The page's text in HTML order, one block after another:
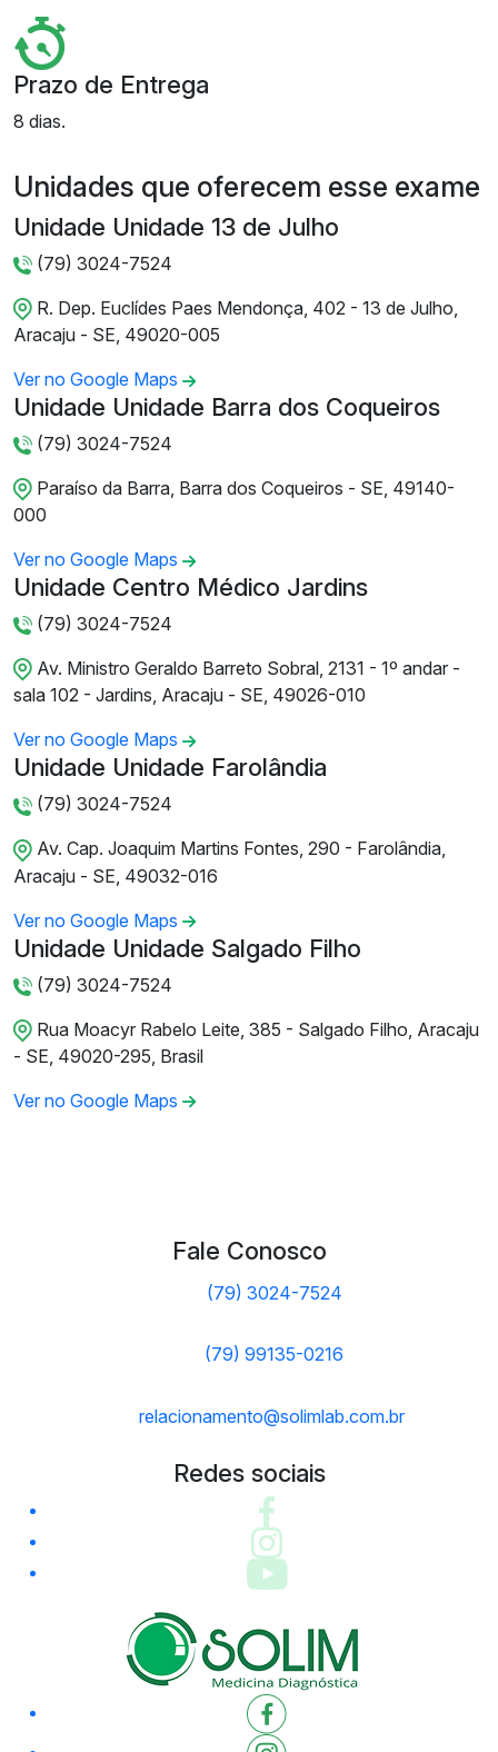
Prazo de Entrega
8 dias.
Unidades que oferecem esse exame
Unidade Unidade 13 de Julho
(79) 3024-7524
R. Dep. Euclídes Paes Mendonça, 402 - 13 de Julho,
Aracaju - SE, 49020-005
Ver no Google Maps
Unidade Unidade Barra dos Coqueiros
(79) 3024-7524
Paraíso da Barra, Barra dos Coqueiros - SE, 49140-
000
Ver no Google Maps
Unidade Centro Médico Jardins
(79) 3024-7524
Av. Ministro Geraldo Barreto Sobral, 2131 - 1º andar -
sala 102 - Jardins, Aracaju - SE, 49026-010
Ver no Google Maps
Unidade Unidade Farolândia
(79) 3024-7524
Av. Cap. Joaquim Martins Fontes, 290 - Farolândia,
Aracaju - SE, 49032-016
Ver no Google Maps
Unidade Unidade Salgado Filho
(79) 3024-7524
Rua Moacyr Rabelo Leite, 385 - Salgado Filho, Aracaju
- SE, 49020-295, Brasil
Ver no Google Maps
Fale Conosco
(79) 3024-7524
(79) 99135-0216
relacionamento@solimlab.com.br
Redes sociais